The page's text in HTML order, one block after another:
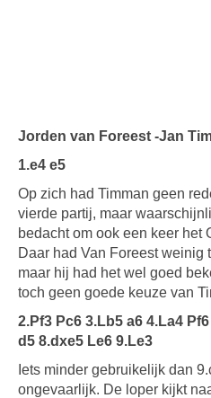
Jorden van Foreest -Jan
1.e4 e5
Op zich had Timman geen
vierde partij, maar
bedacht om ook een keer het
Daar had Van Foreest weinig
maar hij had het wel goed
toch geen goede keuze van
2.Pf3 Pc6 3.Lb5 a6 4.La4
d5 8.dxe5 Le6 9.Le3
Iets minder gebruikelijk dan
ongevaarlijk. De loper kijkt